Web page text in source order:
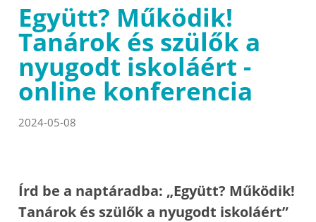
Együtt? Működik!
Tanárok és szülők a
nyugodt iskoláért -
online konferencia
2024-05-08
Írd be a naptáradba: „Együtt? Működik!
Tanárok és szülők a nyugodt iskoláért”